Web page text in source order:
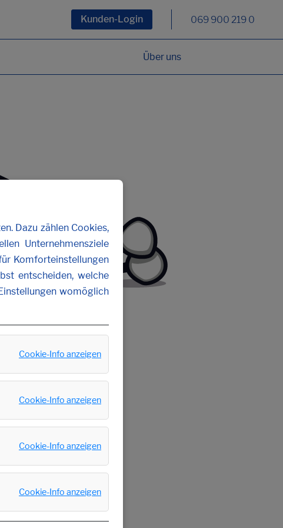
Kunden-Login 069 900 219 0
Über uns
Dazu zählen Cookies,
Unternehmensziele
Komforteinstellungen
entscheiden, welche
womöglich
Cookie-Info anzeigen
Cookie-Info anzeigen
Cookie-Info anzeigen
Cookie-Info anzeigen